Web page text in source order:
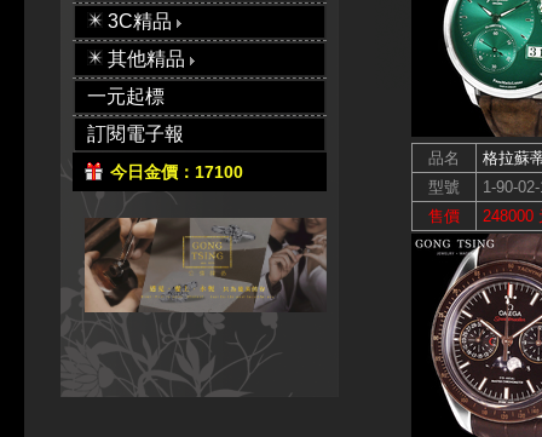
3C精品
其他精品
一元起標
訂閱電子報
今日金價：17100
品名
格拉蘇
型號
1-90-
售價
248000